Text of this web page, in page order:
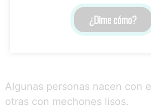
¿Dime cómo?
Algunas personas nacen con
otras con mechones lisos.